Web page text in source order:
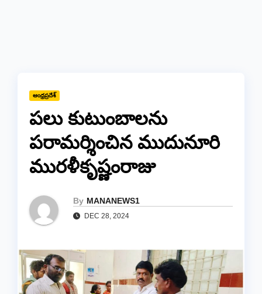
ఆంధ్రప్రదేశ్
పలు కుటుంబాలను
పరామర్శించిన ముదునూరి
మురళీకృష్ణంరాజు
By MANANEWS1
DEC 28, 2024